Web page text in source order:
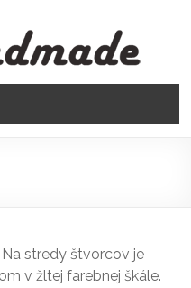
stredy štvorcov je
v žltej farebnej škále.